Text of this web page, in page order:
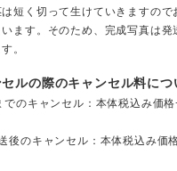
短く切って生けていきますので
ます。そのため、完成写真は発
。
ルの際のキャンセル料につ
のキャンセル：本体税込み価格
後のキャンセル：本体税込み価